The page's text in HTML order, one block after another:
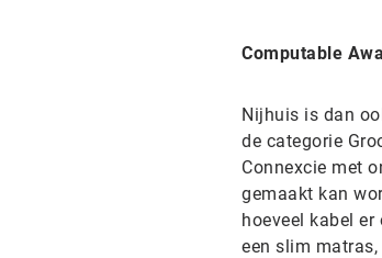
Computable
Nijhuis is dan
de categorie
Connexcie met
gemaakt kan
hoeveel kabel
een slim